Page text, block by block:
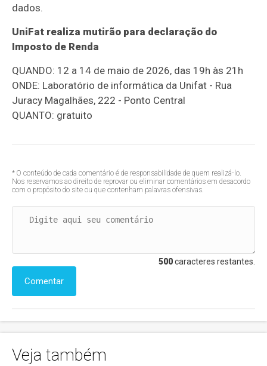
dados.
UniFat realiza mutirão para declaração do
Imposto de Renda
QUANDO: 12 a 14 de maio de 2026, das 19h às 21h
ONDE: Laboratório de informática da Unifat - Rua
Juracy Magalhães, 222 - Ponto Central
QUANTO: gratuito
* O conteúdo de cada comentário é de responsabilidade de quem realizá-lo.
Nos reservamos ao direito de reprovar ou eliminar comentários em desacordo
com o propósito do site ou que contenham palavras ofensivas.
500caracteres restantes.
Comentar
Veja também